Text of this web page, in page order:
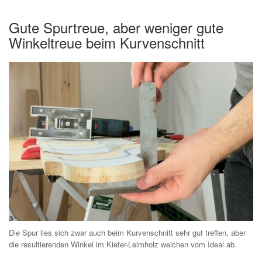
Gute Spurtreue, aber weniger gute
Winkeltreue beim Kurvenschnitt
Die Spur lies sich zwar auch beim Kurvenschnitt sehr gut treffen, aber
die resultierenden Winkel im Kiefer-Leimholz weichen vom Ideal ab.